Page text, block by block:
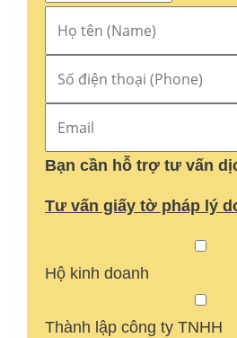
Bạn cần hỗ trợ tư vấn
Tư vấn giấy tờ pháp lý
Hộ kinh doanh
Thành lập công ty TNHH